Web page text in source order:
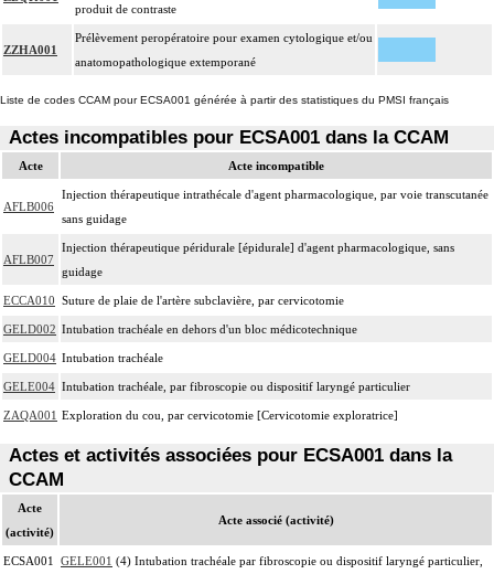
Les actes sur le thorax, par thoracoscopie incluent l'évacuation de collection
intrathoracique associée, la pose de drain pleural et/ou péricardique.
Les actes sur le thorax, par thoracotomie incluent l'évacuation de collection
inerte ou pulsée, et son ablation.
Facturation : les suppléments de numérisation ou la radioscopie de longue
durée sous ampli de brillance (chapitre 19) ne peuvent pas être facturés avec les
actes diagnostiques ou thérapeutiques de radiologie vasculaire
produit de contraste
ZZHA001
Prélèvement peropératoire pour examen cytologique et/ou
anatomopathologique extemporané
Liste de codes CCAM pour ECSA001 générée à partir des statistiques du PMSI français
Actes incompatibles pour ECSA001 dans la CCAM
Acte Acte incompatible
AFLB006
Injection thérapeutique intrathécale d'agent pharmacologique, par voie transcutanée
sans guidage
AFLB007
Injection thérapeutique péridurale [épidurale] d'agent pharmacologique, sans
guidage
ECCA010 Suture de plaie de l'artère subclavière, par cervicotomie
GELD002 Intubation trachéale en dehors d'un bloc médicotechnique
GELD004 Intubation trachéale
GELE004 Intubation trachéale, par fibroscopie ou dispositif laryngé particulier
ZAQA001 Exploration du cou, par cervicotomie [Cervicotomie exploratrice]
Actes et activités associées pour ECSA001 dans la
CCAM
Acte
(activité)
Acte associé (activité)
ECSA001
GELE001 (4) Intubation trachéale par fibroscopie ou dispositif laryngé particulier,